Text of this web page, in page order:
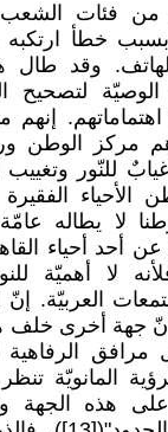
فئات الشعب
خطأ ارتكبه
وقد طال
لتصحيح
إنهم
مركز الوطن
للنّور وتغييب
الأحياء
لا يطاله
عن أحد أحياء
لا أهميّة
العربيّة.
جهة أخرى خلف
مرافق الرفاهية
المانويّة
هذه الجهة